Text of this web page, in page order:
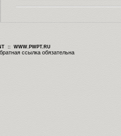
:: WWW.PWPT.RU
ссылка обязательна